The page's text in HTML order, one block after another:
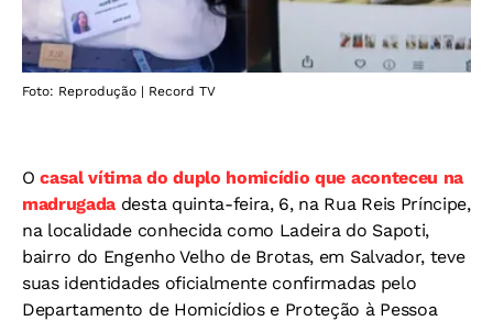
Foto: Reprodução | Record TV
Ocasal vítima do duplo homicídio que aconteceu na
madrugada desta quinta-feira, 6, na Rua Reis Príncipe,
na localidade conhecida como Ladeira do Sapoti,
bairro do Engenho Velho de Brotas, em Salvador, teve
suas identidades oficialmente confirmadas pelo
Departamento de Homicídios e Proteção à Pessoa